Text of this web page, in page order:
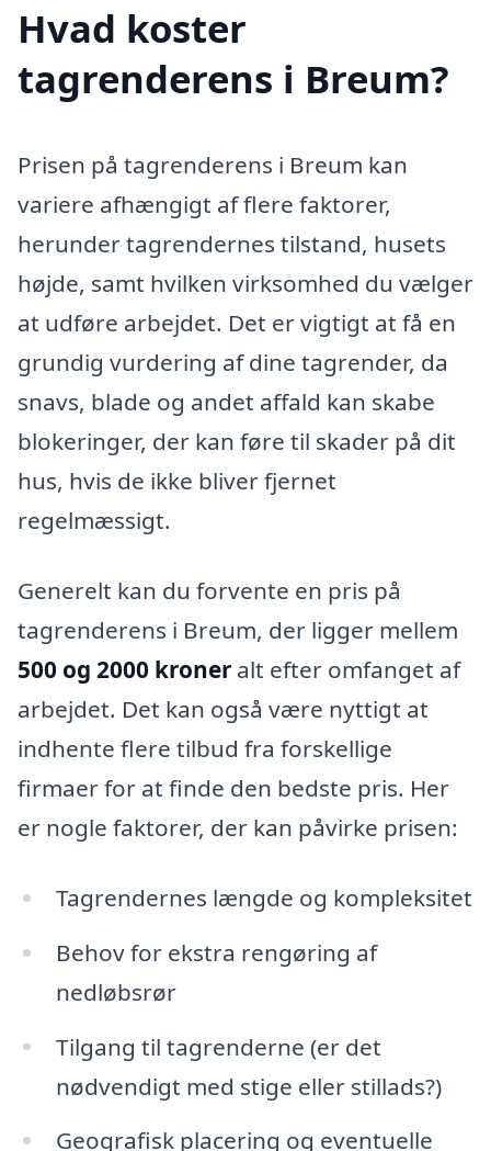
Hvad koster
tagrenderens i Breum?
Prisen på tagrenderens i Breum kan
variere afhængigt af flere faktorer,
herunder tagrendernes tilstand, husets
højde, samt hvilken virksomhed du vælger
at udføre arbejdet. Det er vigtigt at få en
grundig vurdering af dine tagrender, da
snavs, blade og andet affald kan skabe
blokeringer, der kan føre til skader på dit
hus, hvis de ikke bliver fjernet
regelmæssigt.
Generelt kan du forvente en pris på
tagrenderens i Breum, der ligger mellem
500 og 2000 kroner alt efter omfanget af
arbejdet. Det kan også være nyttigt at
indhente flere tilbud fra forskellige
firmaer for at finde den bedste pris. Her
er nogle faktorer, der kan påvirke prisen:
Tagrendernes længde og kompleksitet
Behov for ekstra rengøring af
nedløbsrør
Tilgang til tagrenderne (er det
nødvendigt med stige eller stillads?)
Geografisk placering og eventuelle